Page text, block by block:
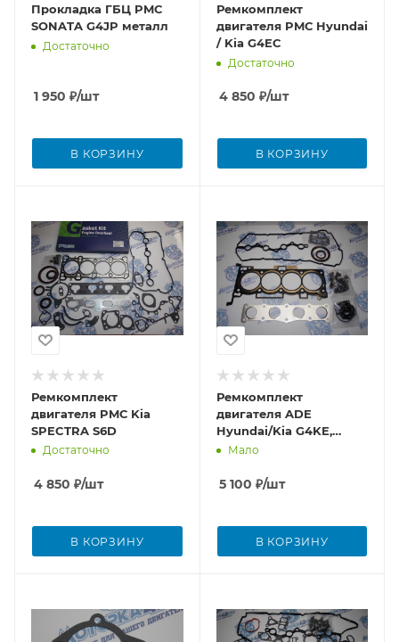
Прокладка ГБЦ PMC
SONATA G4JP металл
Достаточно
1 950 ₽/шт
В КОРЗИНУ
Ремкомплект
двигателя PMС Hyundai
/ Kia G4EC
Достаточно
4 850 ₽/шт
В КОРЗИНУ
Ремкомплект
двигателя PMС Kia
SPECTRA S6D
Достаточно
4 850 ₽/шт
В КОРЗИНУ
Ремкомплект
двигателя ADE
Hyundai/Kia G4KE,
G4KC
Мало
5 100 ₽/шт
В КОРЗИНУ